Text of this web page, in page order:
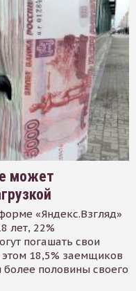
может
«Яндекс.Взгляд»
лет, 22%
погашать свои
18,5% заемщиков
половины своего